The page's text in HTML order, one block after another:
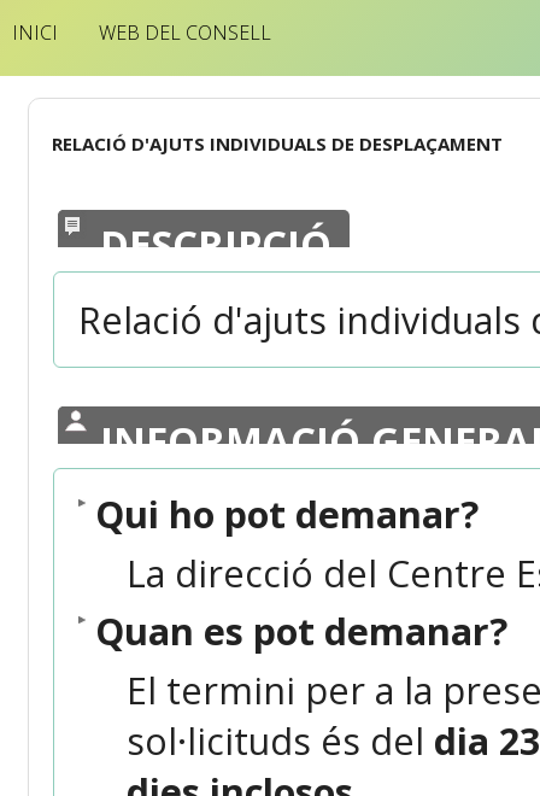
INICI WEB DEL CONSELL
RELACIÓ D'AJUTS INDIVIDUALS DE DESPLAÇAMENT
DESCRIPCIÓ
Relació d'ajuts individuals
INFORMACIÓ
Qui ho pot demanar?
La direcció del Centre
Quan es pot demanar?
El termini per a la
sol·licituds és del dia